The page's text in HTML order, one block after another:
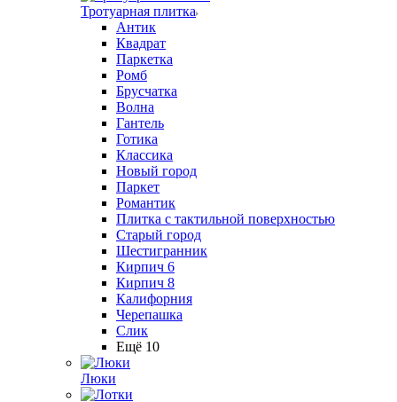
Тротуарная плитка
Антик
Квадрат
Паркетка
Ромб
Брусчатка
Волна
Гантель
Готика
Классика
Новый город
Паркет
Романтик
Плитка с тактильной поверхностью
Старый город
Шестигранник
Кирпич 6
Кирпич 8
Калифорния
Черепашка
Слик
Ещё 10
Люки